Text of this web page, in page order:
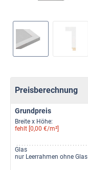
Preisberechnung
Grundpreis
Breite x Höhe:
fehlt [0,00 €/m²]
Glas
nur Leerrahmen ohne Glas